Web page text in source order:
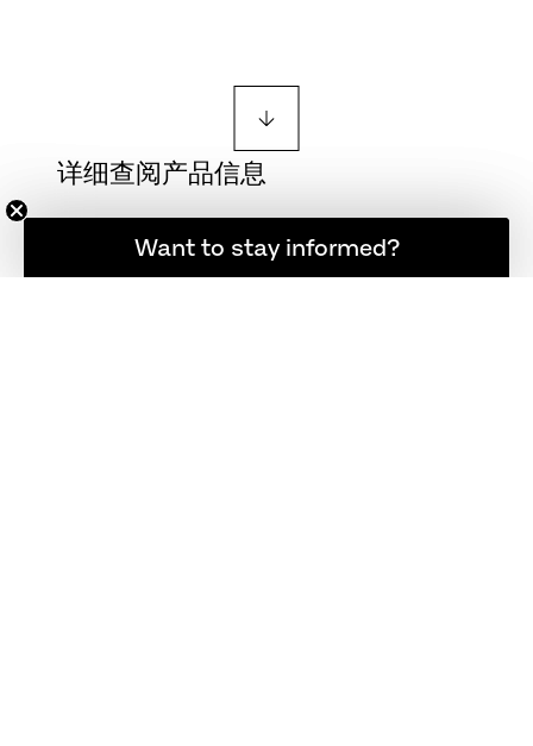
详细查阅产品信息
想随时了解最新资讯吗？
Want to stay informed?